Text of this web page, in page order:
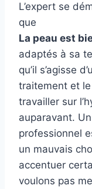
L’expert se
que
La peau est
adaptés à sa
qu’il s’agisse
traitement et
travailler sur
auparavant.
professionnel
un mauvais
accentuer
voulons pas